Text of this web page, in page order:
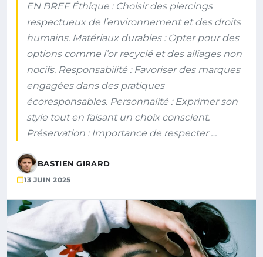
EN BREF Éthique : Choisir des piercings
respectueux de l’environnement et des droits
humains. Matériaux durables : Opter pour des
options comme l’or recyclé et des alliages non
nocifs. Responsabilité : Favoriser des marques
engagées dans des pratiques
écoresponsables. Personnalité : Exprimer son
style tout en faisant un choix conscient.
Préservation : Importance de respecter …
BASTIEN GIRARD
13 JUIN 2025